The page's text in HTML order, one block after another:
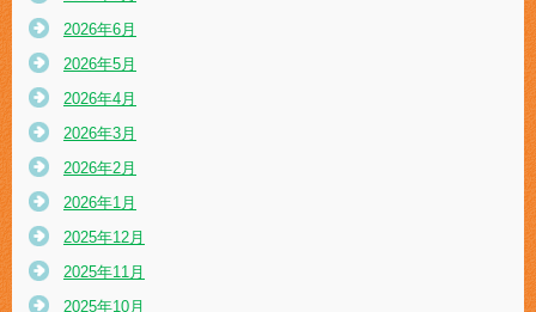
2026年6月
2026年5月
2026年4月
2026年3月
2026年2月
2026年1月
2025年12月
2025年11月
2025年10月